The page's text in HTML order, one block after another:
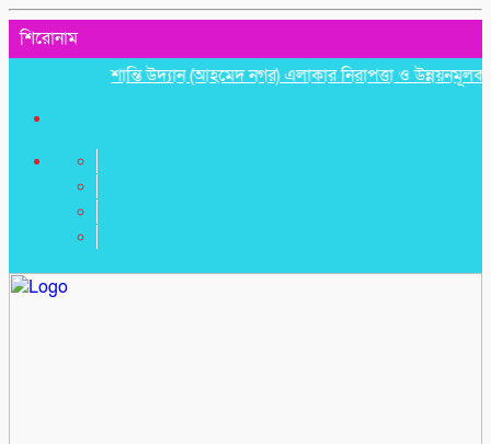
শিরোনাম
শান্তি উদ্যান (আহমেদ নগর) এলাকার নিরাপত্তা ও উন্নয়নমূলক জরুরি